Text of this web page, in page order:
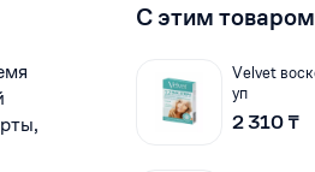
С этим
Velvet
уп
2 310 ₸